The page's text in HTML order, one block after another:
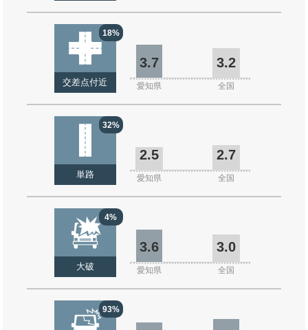
18%
交差点付近
3.7 3.2
愛知県 全国
32%
単路
2.5 2.7
愛知県 全国
4%
大破
3.6 3.0
愛知県 全国
93%